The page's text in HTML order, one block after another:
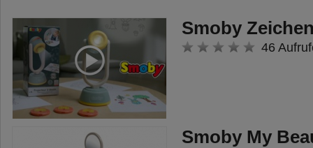
und garantieren ein langes
Spielvergnügen.
Smoby
46
Smoby My